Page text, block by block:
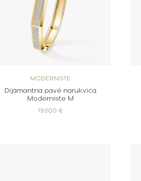
MODERNISTE
Dijamantna pavé narukvica
Moderniste M
19.500 €